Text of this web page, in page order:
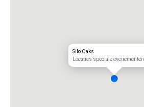
Silo Oaks
Locaties speciale evenementen